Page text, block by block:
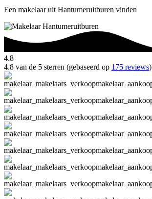
Een makelaar uit Hantumeruitburen vinden
4.8
4.8 van de 5 sterren (gebaseerd op 175 reviews)